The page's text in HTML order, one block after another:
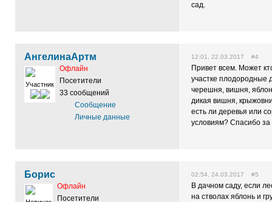
сад.
АнгелинаАртм
Участник
Офлайн
Посетители
33 сообщений
Сообщение
Личные данные
12:01, 22.03.2017 #4
Привет всем. Может
участке плодородные
черешня, вишня,
дикая вишня,
есть ли деревья или
условиям? Спасибо
Борис
Офлайн
Посетители
02:54, 24.03.2017 #5
В дачном саду, если
на стволах яблонь и